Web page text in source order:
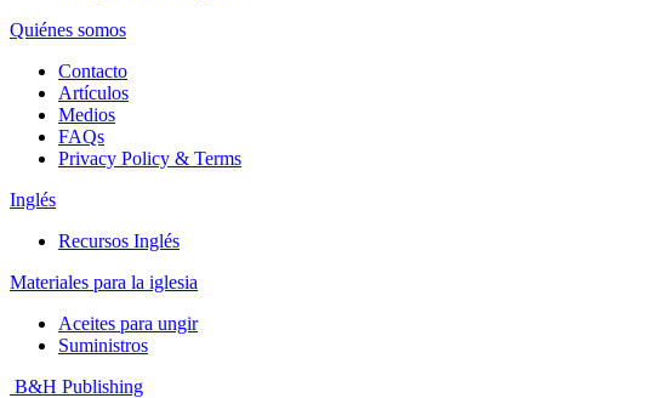
Quiénes somos
Contacto
Artículos
Medios
FAQs
Privacy Policy & Terms
Inglés
Recursos Inglés
Materiales para la iglesia
Aceites para ungir
Suministros
B&H Publishing